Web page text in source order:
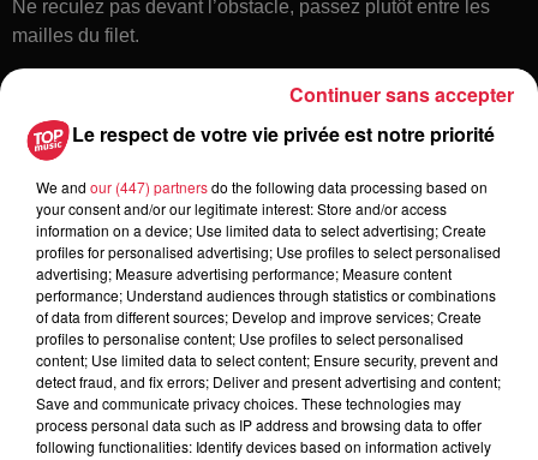
Ne reculez pas devant l’obstacle, passez plutôt entre les
mailles du filet.
Toute l'actu
6 août 2026
À Hoerdt, de l’eau brune sort des
robinets
Le respect de votre vie privée est notre priorité
We and our (447) partnersdo the following data processing based on
your consent and/or our legitimate interest: Store and/or access
information on a device; Use limited data to select advertising; Create
profiles for personalised advertising; Use profiles to select personalised
advertising; Measure advertising performance; Measure content
performance; Understand audiences through statistics or combinations
of data from different sources; Develop and improve services; Create
profiles to personalise content; Use profiles to select personalised
content; Use limited data to select content; Ensure security, prevent and
detect fraud, and fix errors; Deliver and present advertising and content;
Save and communicate privacy choices. These technologies may
process personal data such as IP address and browsing data to offer
following functionalities: Identify devices based on information actively
Continuer sans accepter